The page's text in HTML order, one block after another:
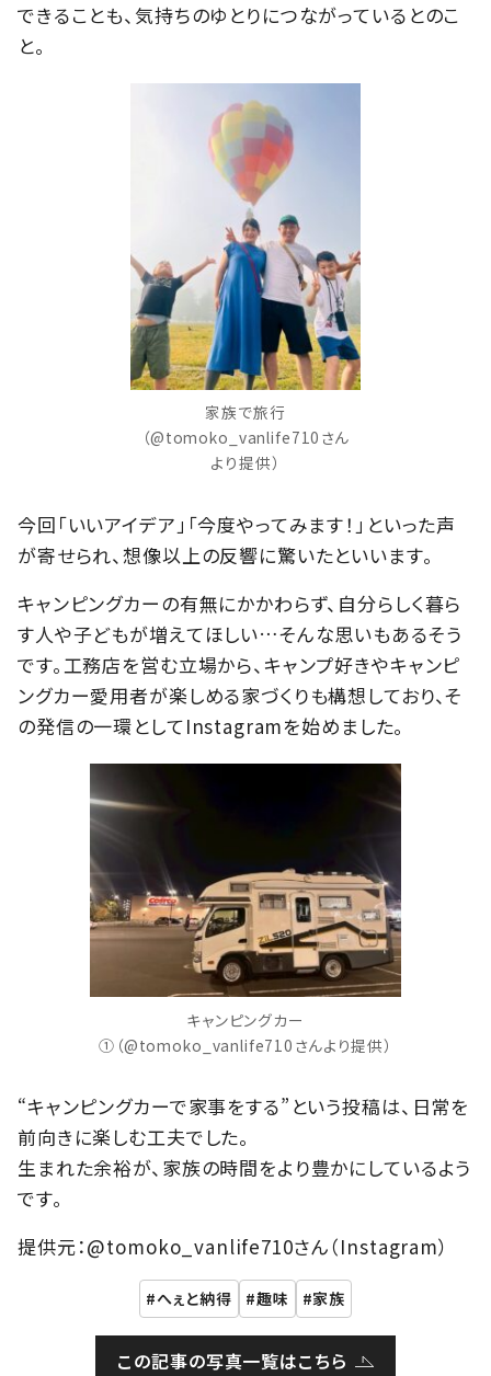
できることも、気持ちのゆとりにつながっているとのこ
と。
家族で旅行
（@tomoko_vanlife710さん
より提供）
今回「いいアイデア」「今度やってみます！」といった声
が寄せられ、想像以上の反響に驚いたといいます。
キャンピングカーの有無にかかわらず、自分らしく暮ら
す人や子どもが増えてほしい…そんな思いもあるそう
です。工務店を営む立場から、キャンプ好きやキャンピ
ングカー愛用者が楽しめる家づくりも構想しており、そ
の発信の一環としてInstagramを始めました。
キャンピングカー
①（@tomoko_vanlife710さんより提供）
“キャンピングカーで家事をする”という投稿は、日常を
前向きに楽しむ工夫でした。
生まれた余裕が、家族の時間をより豊かにしているよう
です。
提供元：@tomoko_vanlife710さん（Instagram）
へぇと納得 趣味 家族
この記事の写真一覧はこちら